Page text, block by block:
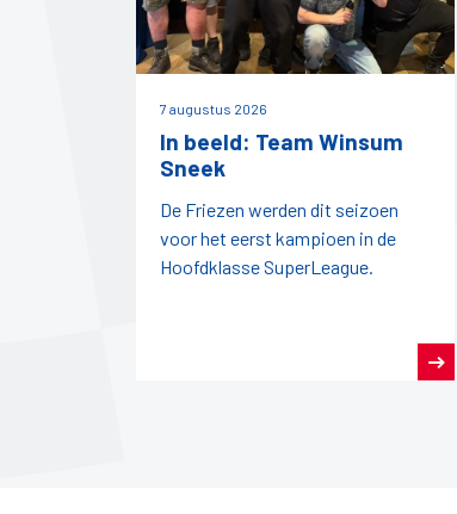
7 augustus 2026
In beeld: Team Winsum
Sneek
De Friezen werden dit seizoen
voor het eerst kampioen in de
Hoofdklasse SuperLeague.